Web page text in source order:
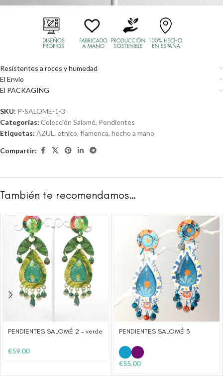
Resistentes a roces y humedad
El Envío
El PACKAGING
SKU: P-SALOME-1-3
Categorías: Colección Salomé, Pendientes
Etiquetas: AZUL , etnico, flamenca, hecho a mano
Compartir:
También te recomendamos…
PENDIENTES SALOMÉ 2 – verde
€59.00
PENDIENTES SALOMÉ 3
€55.00